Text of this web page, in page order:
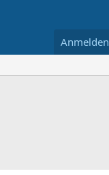
Anmelden